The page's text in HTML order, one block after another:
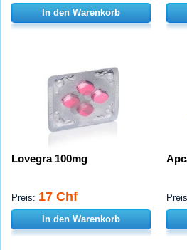
In den Warenkorb
Lovegra 100mg
Preis: 17 Chf
In den Warenkorb